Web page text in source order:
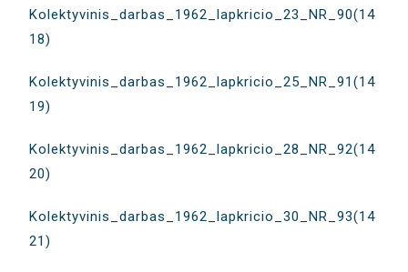
Kolektyvinis_darbas_1962_lapkricio_23_NR_90(14
18)
Kolektyvinis_darbas_1962_lapkricio_25_NR_91(14
19)
Kolektyvinis_darbas_1962_lapkricio_28_NR_92(14
20)
Kolektyvinis_darbas_1962_lapkricio_30_NR_93(14
21)